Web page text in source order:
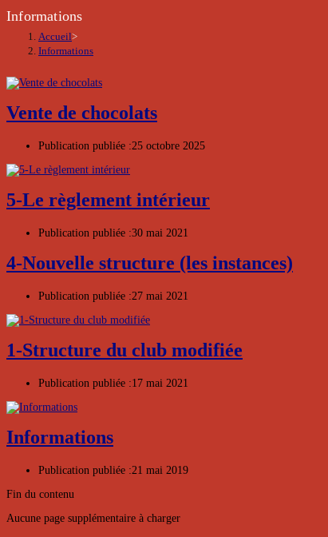
Informations
Accueil>
Informations
Vente de chocolats
Publication publiée :25 octobre 2025
5-Le règlement intérieur
Publication publiée :30 mai 2021
4-Nouvelle structure (les instances)
Publication publiée :27 mai 2021
1-Structure du club modifiée
Publication publiée :17 mai 2021
Informations
Publication publiée :21 mai 2019
Fin du contenu
Aucune page supplémentaire à charger